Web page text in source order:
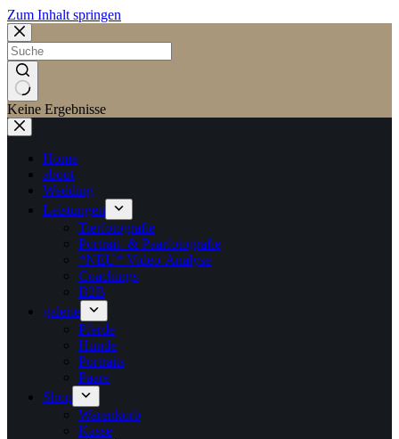
Zum Inhalt springen
Keine Ergebnisse
Home
about
Wedding
Leistungen
Tierfotografie
Portrait- & Paarfotografie
*NEU* Video-Analyse
Coachings
B2B
galerie
Pferde
Hunde
Portraits
Paare
Shop
Warenkorb
Kasse